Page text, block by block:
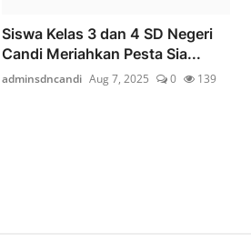
Siswa Kelas 3 dan 4 SD Negeri
Candi Meriahkan Pesta Sia...
adminsdncandi Aug 7, 2025 0 139